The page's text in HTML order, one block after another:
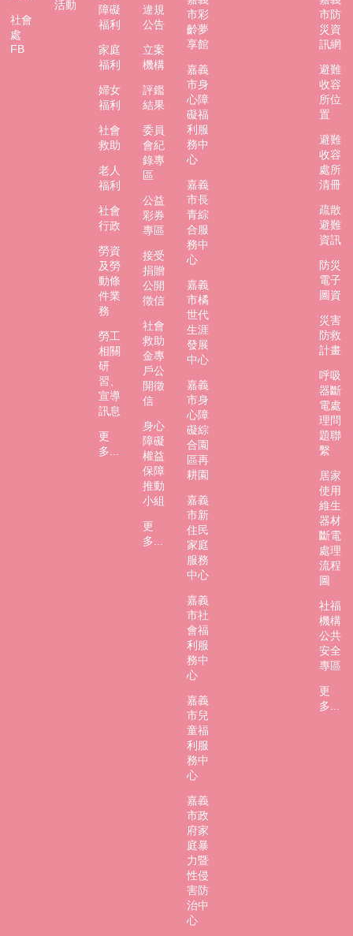
社會
處
FB
活動
障礙
福利
家庭
福利
婦女
福利
社會
救助
老人
福利
社會
行政
勞資
及勞
動條
件業
務
勞工
相關
研
習、
宣導
訊息
更
多...
違規
公告
立案
機構
評鑑
結果
委員
會紀
錄專
區
公益
彩券
專區
接受
捐贈
公開
徵信
社會
救助
金專
戶公
開徵
信
身心
障礙
權益
保障
推動
小組
更
多...
市彩
齡夢
享館
嘉義
市身
心障
礙福
利服
務中
心
嘉義
市長
青綜
合服
務中
心
嘉義
市橘
世代
生涯
發展
中心
嘉義
市身
心障
礙綜
合園
區再
耕園
嘉義
市新
住民
家庭
服務
中心
嘉義
市社
會福
利服
務中
心
嘉義
市兒
童福
利服
務中
心
嘉義
市政
府家
庭暴
力暨
性侵
害防
治中
心
市防
災資
訊網
避難
收容
所位
置
避難
收容
處所
清冊
疏散
避難
資訊
防災
電子
圖資
災害
防救
計畫
呼吸
器斷
電處
理問
題聯
繫
居家
使用
維生
器材
斷電
處理
流程
圖
社福
機構
公共
安全
專區
更
多...